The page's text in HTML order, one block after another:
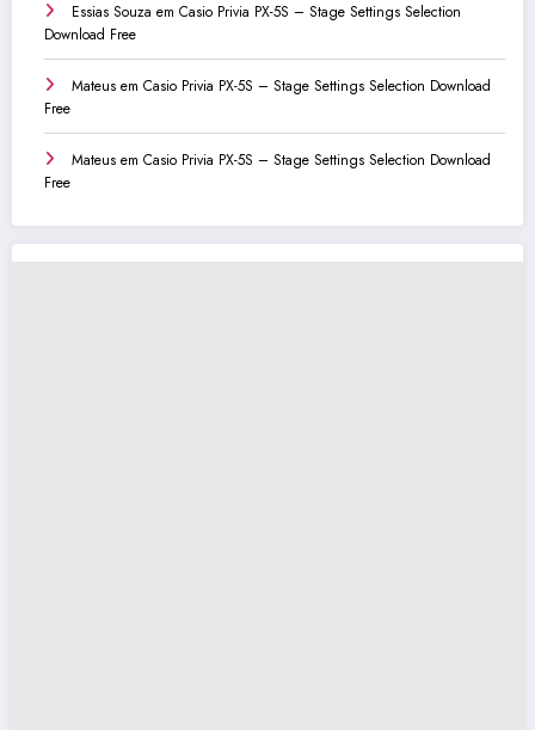
Essias Souza em Casio Privia PX-5S – Stage Settings Selection
Download Free
Mateus em Casio Privia PX-5S – Stage Settings Selection Download
Free
Mateus em Casio Privia PX-5S – Stage Settings Selection Download
Free